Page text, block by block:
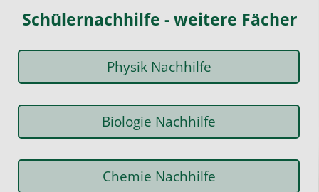
Schülernachhilfe - weitere Fächer
Physik Nachhilfe
Biologie Nachhilfe
Chemie Nachhilfe